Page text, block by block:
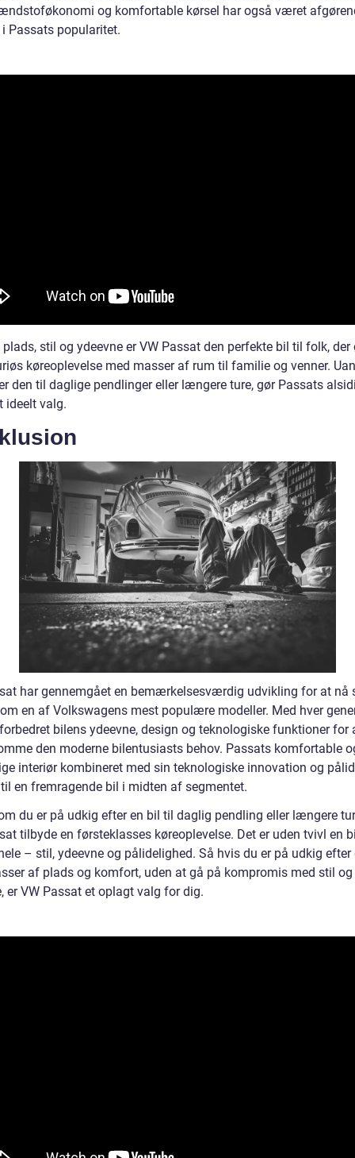
og komfortable kørsel har også været
Passats popularitet.
stil og ydeevne er VW Passat den perfekte bil til folk, der
køreoplevelse med masser af rum til familie og venner.
den til daglige pendlinger eller længere ture, gør Passats
ideelt valg.
har gennemgået en bemærkelsesværdig udvikling for at nå
en af Volkswagens mest populære modeller. Med hver
bilens ydeevne, design og teknologiske funktioner for
den moderne bilentusiasts behov. Passats komfortable
interiør kombineret med sin teknologiske innovation og
en fremragende bil i midten af segmentet.
du er på udkig efter en bil til daglig pendling eller længere
tilbyde en førsteklasses køreoplevelse. Det er uden tvivl en
– stil, ydeevne og pålidelighed. Så hvis du er på udkig efter
af plads og komfort, uden at gå på kompromis med stil og
er VW Passat et oplagt valg for dig.